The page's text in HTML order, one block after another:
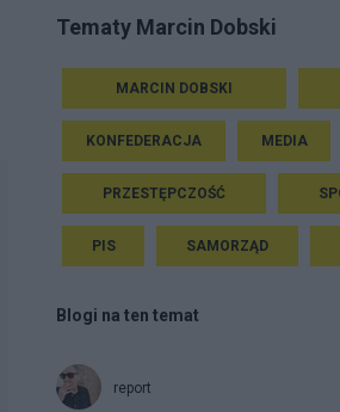
Tematy Marcin Dobski
MARCIN DOBSKI
KONFEDERACJA MEDIA
PRZESTĘPCZOŚĆ
PIS SAMORZĄD
Blogi na ten temat
report